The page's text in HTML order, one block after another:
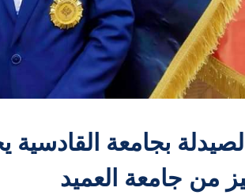
بجامعة
من جامعة العميد